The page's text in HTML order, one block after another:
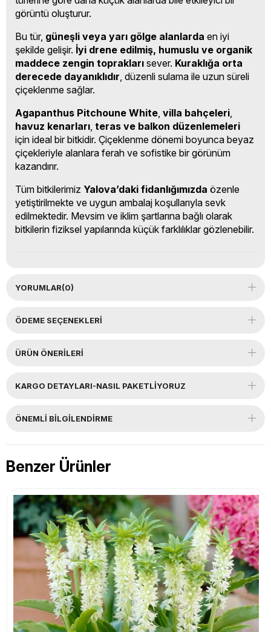
görüntü oluşturur.
Bu tür, güneşli veya yarı gölge alanlarda en iyi
şekilde gelişir. İyi drene edilmiş, humuslu ve organik
maddece zengin toprakları sever. Kuraklığa orta
derecede dayanıklıdır, düzenli sulama ile uzun süreli
çiçeklenme sağlar.
Agapanthus Pitchoune White, villa bahçeleri,
havuz kenarları, teras ve balkon düzenlemeleri
için ideal bir bitkidir. Çiçeklenme dönemi boyunca beyaz
çiçekleriyle alanlara ferah ve sofistike bir görünüm
kazandırır.
Tüm bitkilerimiz Yalova’daki fidanlığımızda özenle
yetiştirilmekte ve uygun ambalaj koşullarıyla sevk
edilmektedir. Mevsim ve iklim şartlarına bağlı olarak
bitkilerin fiziksel yapılarında küçük farklılıklar gözlenebilir.
YORUMLAR(0)
ÖDEME SEÇENEKLERI
ÜRÜN ÖNERILERI
KARGO DETAYLARI-NASIL PAKETLİYORUZ
ÖNEMLI BILGILENDIRME
Benzer Ürünler